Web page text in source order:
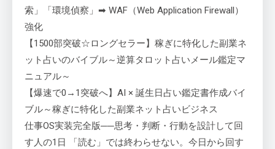
索」「環境偵察」➡ WAF（Web Application Firewall）
強化
【1500部突破☆ロングセラー】稼ぎに特化した副業ネ
ット占いのバイブル～逆算タロット占いメール鑑定マ
ニュアル～
【爆速で0→1突破へ】AI × 誕生日占い鑑定書作成バイ
ブル～稼ぎに特化した副業ネット占いビジネス
仕事OS実装完全版──思考・判断・行動を設計して回
す人の1日 「読む」では終わらせない。今日から回す